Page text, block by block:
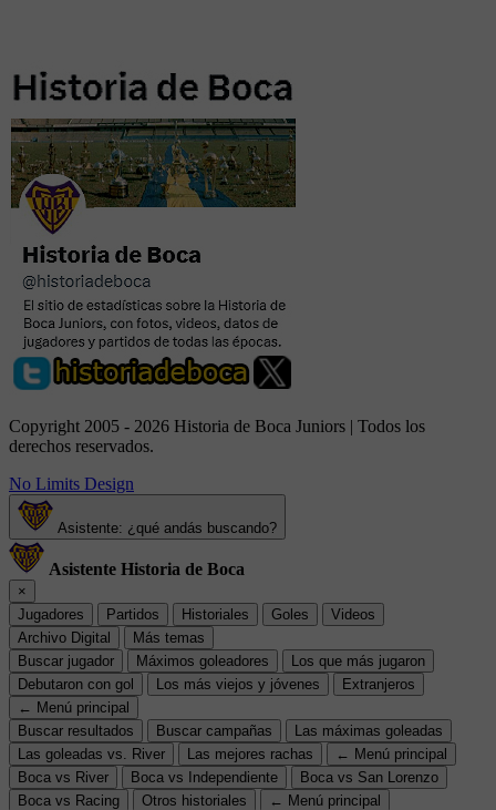
Copyright 2005 - 2026 Historia de Boca Juniors | Todos los
derechos reservados.
No Limits Design
Asistente: ¿qué andás buscando?
Asistente Historia de Boca
×
Jugadores
Partidos Historiales Goles
Videos
Archivo Digital
Más temas
Buscar jugador
Máximos goleadores
Los que más jugaron
Debutaron con gol
Los más viejos y jóvenes
Extranjeros
← Menú principal
Buscar resultados
Buscar campañas
Las máximas goleadas
Las goleadas vs. River
Las mejores rachas
← Menú principal
Boca vs River
Boca vs Independiente
Boca vs San Lorenzo
Boca vs Racing
Otros historiales
← Menú principal